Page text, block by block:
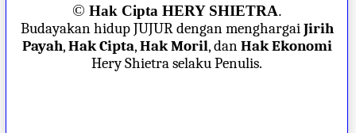
© Hak Cipta HERY SHIETRA.
Budayakan hidup JUJUR dengan menghargaiJirih
Payah,Hak Cipta,Hak Moril, danHak Ekonomi
Hery Shietra selaku Penulis.